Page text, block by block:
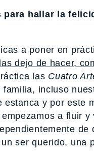
hallar la
a poner en
dejo de hacer,
las Cuatro
incluso
y por este
empezamos a fluir
de
ser querido, una